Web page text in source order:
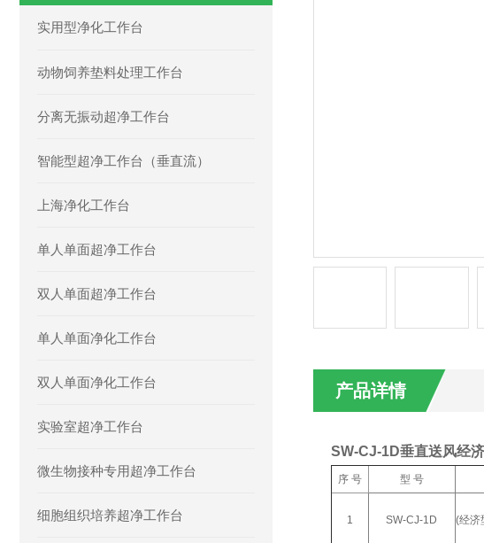
实用型净化工作台
动物饲养垫料处理工作台
分离无振动超净工作台
智能型超净工作台（垂直流）
上海净化工作台
单人单面超净工作台
双人单面超净工作台
单人单面净化工作台
双人单面净化工作台
实验室超净工作台
微生物接种专用超净工作台
细胞组织培养超净工作台
产品详情
SW-CJ-1D垂直送风经
序 号 型 号
1 SW-CJ-1D
(经济